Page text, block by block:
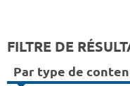
FILTRE DE
Par type de